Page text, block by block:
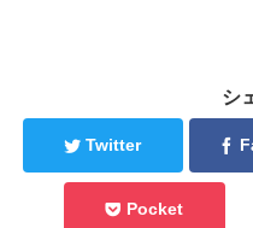
シ
Twitter
Pocket